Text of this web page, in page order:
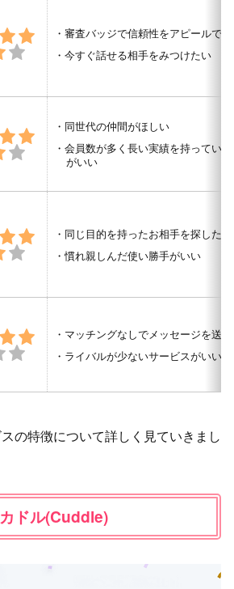
審査バッジで信頼性をアピールで
今すぐ話せる相手をみつけたい
同世代の仲間がほしい
会員数が多く長い実績を持ってい
がいい
同じ目的を持ったお相手を探したい
慣れ親しんだ使い勝手がいい
マッチングなしでメッセージを送
ライバルが少ないサービスがいい
の特徴について詳しく見ていきまし
カドル(Cuddle)